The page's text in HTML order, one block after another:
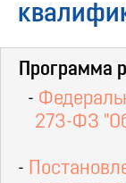
Программа
-
273-ФЗ
-